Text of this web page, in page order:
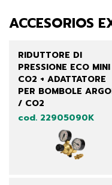
ACCESORIOS
RIDUTTORE DI
PRESSIONE ECO MINI
CO2 + ADATTATORE
PER BOMBOLE
/ CO2
cod. 22905090K